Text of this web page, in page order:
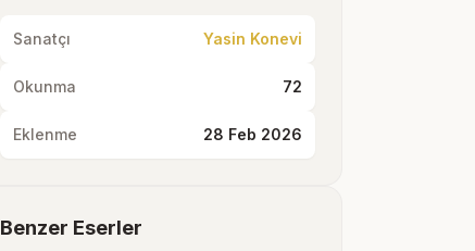
Sanatçı Yasin Konevi
Okunma 72
Eklenme 28 Feb 2026
Benzer Eserler